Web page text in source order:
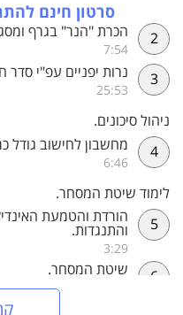
סרטון חינם
2 הכרת "הנר" בגרף
7:54
3 נרות יפניים עפ"י סדר
25:53
ניהול סיכונים.
4
מחשבון לחישוב גודל
6:46
לימוד שיטת המסחר.
5
הורדת והטמעת
והתנגדות.
3:29
6 שיטת המסחר.
דרך נוספת לניהול